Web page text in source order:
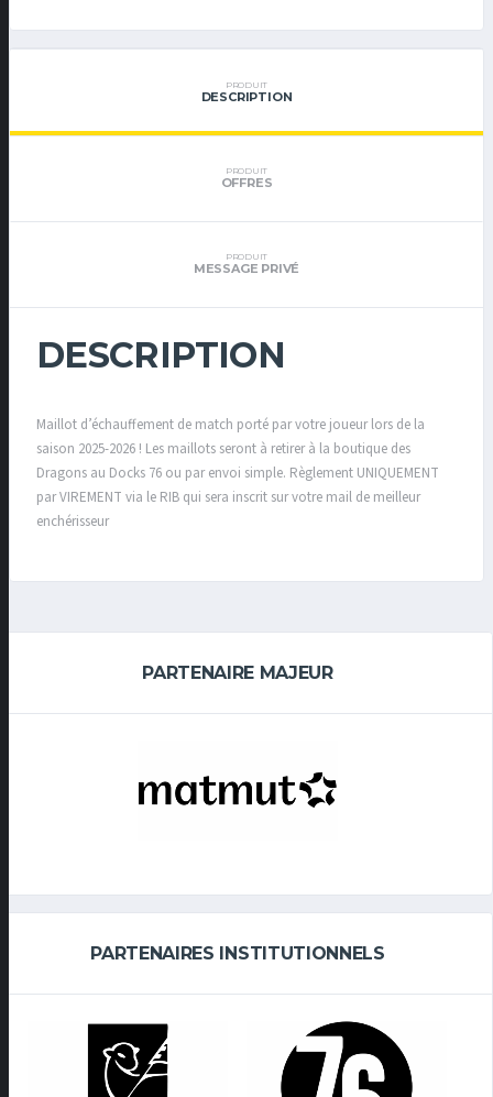
PRODUIT
DESCRIPTION
PRODUIT
OFFRES
PRODUIT
MESSAGE PRIVÉ
DESCRIPTION
Maillot d’échauffement de match porté par votre joueur lors de la
saison 2025-2026 ! Les maillots seront à retirer à la boutique des
Dragons au Docks 76 ou par envoi simple. Règlement UNIQUEMENT
par VIREMENT via le RIB qui sera inscrit sur votre mail de meilleur
enchérisseur
PARTENAIRE MAJEUR
PARTENAIRES INSTITUTIONNELS